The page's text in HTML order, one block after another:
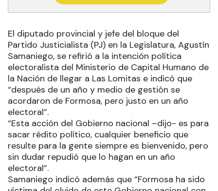
El diputado provincial y jefe del bloque del
Partido Justicialista (PJ) en la Legislatura, Agustín
Samaniego, se refirió a la intención política
electoralista del Ministerio de Capital Humano de
la Nación de llegar a Las Lomitas e indicó que
“después de un año y medio de gestión se
acordaron de Formosa, pero justo en un año
electoral”.
“Esta acción del Gobierno nacional –dijo- es para
sacar rédito político, cualquier beneficio que
resulte para la gente siempre es bienvenido, pero
sin dudar repudió que lo hagan en un año
electoral”.
Samaniego indicó además que “Formosa ha sido